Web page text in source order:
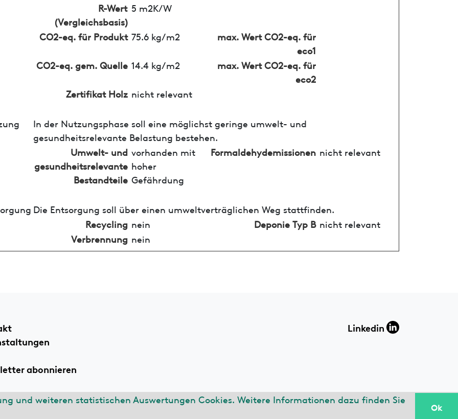
und weiteren statistischen Auswertungen Cookies. Weitere Informationen dazu finden Sie
Ok
R-Wert
(Vergleichsbasis)
5 m2K/W
CO2-eq. für Produkt 75.6 kg/m2
max. Wert CO2-eq. für
eco1
CO2-eq. gem. Quelle 14.4 kg/m2
max. Wert CO2-eq. für
eco2
Zertifikat Holz nicht relevant
In der Nutzungsphase soll eine möglichst geringe umwelt- und
gesundheitsrelevante Belastung bestehen.
Umwelt- und
gesundheitsrelevante
Bestandteile
vorhanden mit
hoher
Gefährdung
Formaldehydemissionen nicht relevant
Die Entsorgung soll über einen umweltverträglichen Weg stattfinden.
Recycling nein Deponie Typ B nicht relevant
Verbrennung nein
abonnieren
Linkedin